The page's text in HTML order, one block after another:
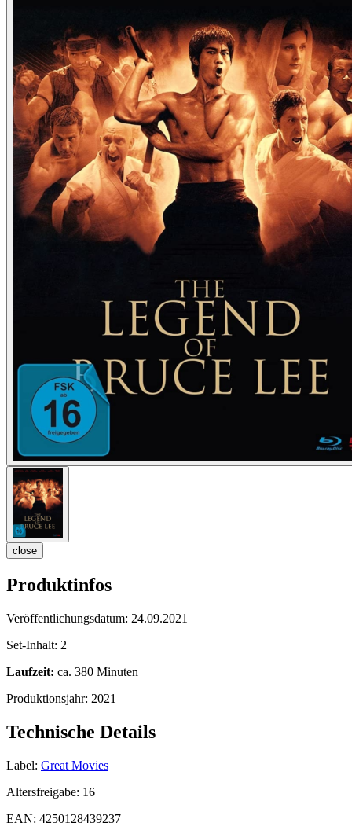
close
Produktinfos
Veröffentlichungsdatum: 24.09.2021
Set-Inhalt: 2
Laufzeit: ca. 380 Minuten
Produktionsjahr: 2021
Technische Details
Label: Great Movies
Altersfreigabe: 16
EAN: 4250128439237